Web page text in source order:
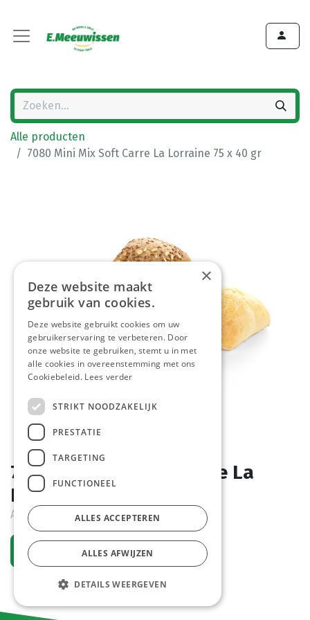
Alle producten
7080 Mini Mix Soft Carre La Lorraine 75 x 40 gr
7080 Mini Mix Soft Carre La
Lorraine 75 x 40 gr
Actief
Vraag een account aan
×
Deze website maakt
gebruik van cookies.
Deze website gebruikt cookies om uw
gebruikerservaring te verbeteren. Door
onze website te gebruiken, stemt u in met
alle cookies in overeenstemming met ons
Cookiebeleid. Lees verder
STRIKT NOODZAKELIJK
PRESTATIE
TARGETING
FUNCTIONEEL
ALLES ACCEPTEREN
ALLES AFWIJZEN
DETAILS WEERGEVEN